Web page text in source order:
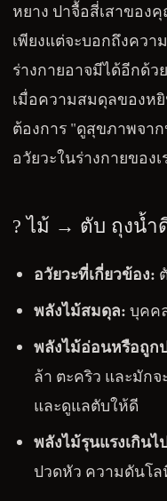
หยาง ปาจื้อสี่เสาขอ
เพียงแต่จะบอกถึงคว
ร่างกายอาจมีได้อีกด้ว
เมื่อความสมดุลของห
ต้องการ "ดูสุขภาพจา
อวัยวะในร่างกายของเ
? ไม้ → ตับ ถุงน้ำ
อวัยวะที่เกี่ยวข้อง:
พลังไม้สมดุล: บุคค
พลังไม้อ่อนหรือถูก
ล้า ตะคริว และมัก
และดูแลตับให้ดี
พลังไม้รุนแรงเกินไ
ปวดหัว ความดันโล